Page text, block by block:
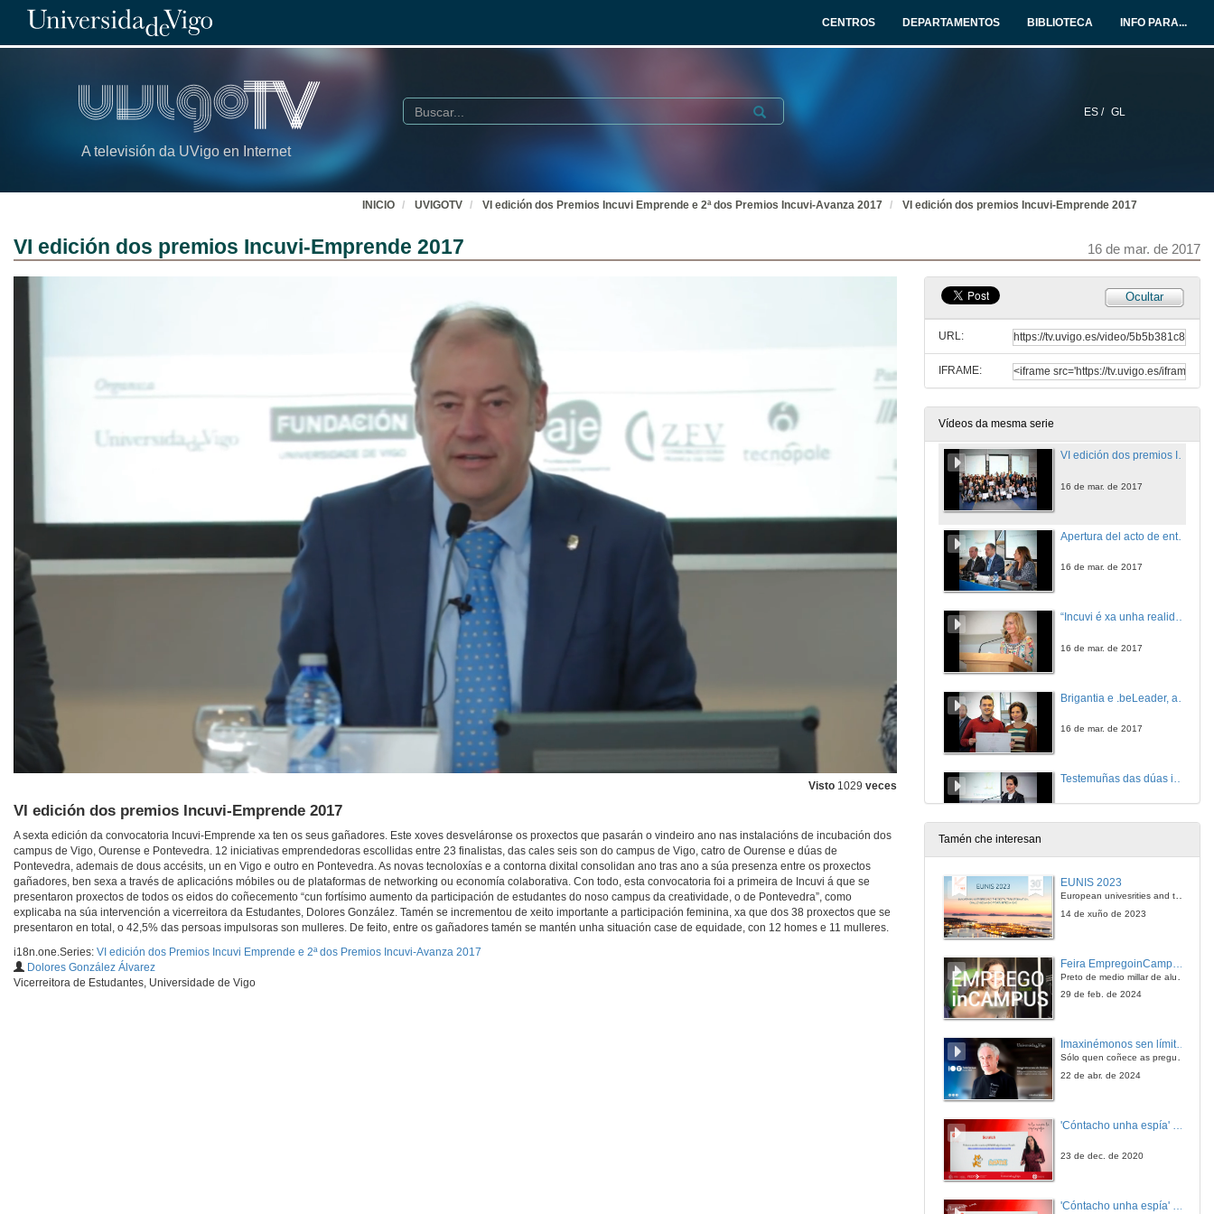
CENTROS DEPARTAMENTOS BIBLIOTECA INFO PARA...
A televisión da UVigo en Internet
ES / GL
Buscar Submit
INICIO UVIGOTV VI edición dos Premios Incuvi Emprende e 2ª dos Premios Incuvi-Avanza 2017 VI edición dos premios Incuvi-Emprende 2017
VI edición dos premios Incuvi-Emprende 2017 16 de mar. de 2017
Visto 1029 veces
VI edición dos premios Incuvi-Emprende 2017
A sexta edición da convocatoria Incuvi-Emprende xa ten os seus gañadores. Este xoves desveláronse os proxectos que pasarán o vindeiro ano nas instalacións de incubación dos
campus de Vigo, Ourense e Pontevedra. 12 iniciativas emprendedoras escollidas entre 23 finalistas, das cales seis son do campus de Vigo, catro de Ourense e dúas de
Pontevedra, ademais de dous accésits, un en Vigo e outro en Pontevedra. As novas tecnoloxías e a contorna dixital consolidan ano tras ano a súa presenza entre os proxectos
gañadores, ben sexa a través de aplicacións móbiles ou de plataformas de networking ou economía colaborativa. Con todo, esta convocatoria foi a primeira de Incuvi á que se
presentaron proxectos de todos os eidos do coñecemento “cun fortísimo aumento da participación de estudantes do noso campus da creatividade, o de Pontevedra”, como
explicaba na súa intervención a vicerreitora da Estudantes, Dolores González. Tamén se incrementou de xeito importante a participación feminina, xa que dos 38 proxectos que se
presentaron en total, o 42,5% das persoas impulsoras son mulleres. De feito, entre os gañadores tamén se mantén unha situación case de equidade, con 12 homes e 11 mulleres.
i18n.one.Series: VI edición dos Premios Incuvi Emprende e 2ª dos Premios Incuvi-Avanza 2017
Dolores González Álvarez
Vicerreitora de Estudantes, Universidade de Vigo
Ocultar
URL:
IFRAME:
Vídeos da mesma serie
VI edición dos premios Incuvi-Emprende 2017
16 de mar. de 2017
16 de mar. de 2017
“Incuvi é xa unha realidade como fábrica de emprendedores e con el estamos asistindo ao cumprimento dunha materia pendente da universidade española"
16 de mar. de 2017
16 de mar. de 2017
Testemuñas das dúas iniciativas gañadoras dos premios Incuvi-Avanza 2017
Gañadores da sexta edición dos premios Incuvi-Emprende
16 de mar. de 2017
16 de mar. de 2017
Tamén che interesan
EUNIS 2023
European univesrities and the digital transformation: challenges and opportunities ahead
14 de xuño de 2023
Preto de medio millar de alumnas e alumnos buscan coñecer máis de preto as oportunidades que lles achegan as arredor de medio cento de empresas que participan na edición viguesa da feira. Xunto coa visita aos stands, durante a feria desenvólvense varias actividades complementarias, como obradoiros, conversas, mesas redondas ou o pasaporte de empregabilidade, un espazo no que poderán recibir asesoramento sobre o seu CV.
29 de feb. de 2024
Imaxinémonos sen límites. Cátedras Telefónica
Sólo quen coñece as preguntas pode imaxinar novas respostas
22 de abr. de 2024
23 de dec. de 2020
'Cóntacho unha espía' Criptografía